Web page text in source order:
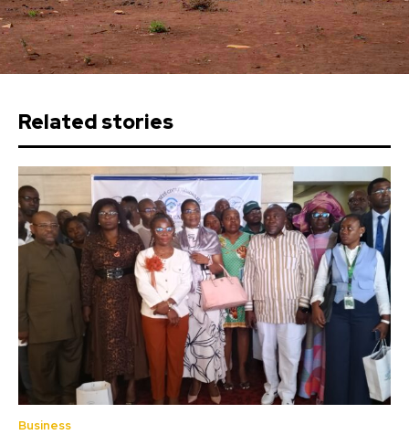
Related stories
Business